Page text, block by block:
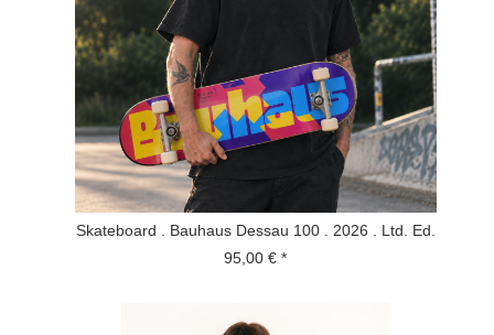
Skateboard . Bauhaus Dessau 100 . 2026 . Ltd. Ed.
95,00 € *